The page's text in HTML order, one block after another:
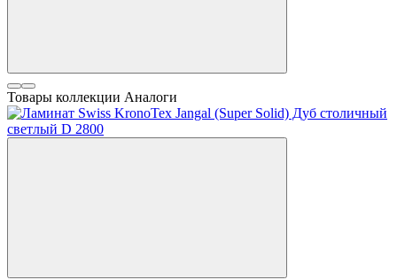
Товары коллекции Аналоги